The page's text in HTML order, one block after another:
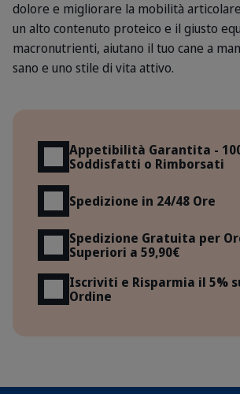
dolore e migliorare la mobilità
un alto contenuto proteico e il giusto
macronutrienti, aiutano il tuo cane a
sano e uno stile di vita attivo.
Appetibilità Garantita -
Soddisfatti o Rimborsati
Spedizione in 24/48 Ore
Spedizione Gratuita per
Superiori a 59,90€
Iscriviti e Risparmia il 5%
Ordine